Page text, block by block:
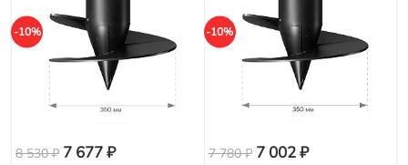
-10%
8 530 ₽ 7 677 ₽
-10%
7 780 ₽ 7 002 ₽